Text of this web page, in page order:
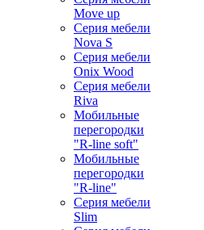
Move up
Серия мебели
Nova S
Серия мебели
Onix Wood
Серия мебели
Riva
Мобильные
перегородки
"R-line soft"
Мобильные
перегородки
"R-line"
Серия мебели
Slim